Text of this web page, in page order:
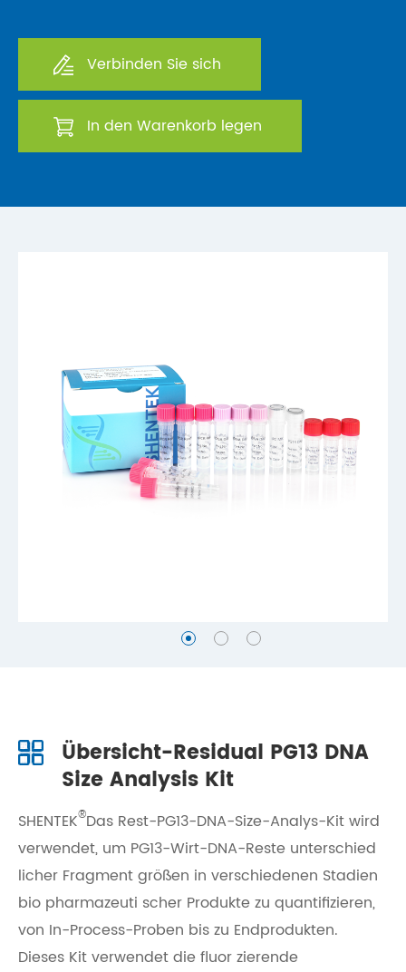
Verbinden Sie sich
In den Warenkorb legen
Übersicht-Residual PG13 DNA
Size Analysis Kit
SHENTEK®Das Rest-PG13-DNA-Size-Analys-Kit wird
verwendet, um PG13-Wirt-DNA-Reste unterschied
licher Fragment größen in verschiedenen Stadien
bio pharmazeuti scher Produkte zu quantifizieren,
von In-Process-Proben bis zu Endprodukten.
Dieses Kit verwendet die fluor zierende